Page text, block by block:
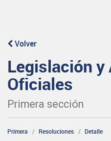
Volver
Legislación y
Oficiales
Primera sección
Primera Resoluciones Detalle